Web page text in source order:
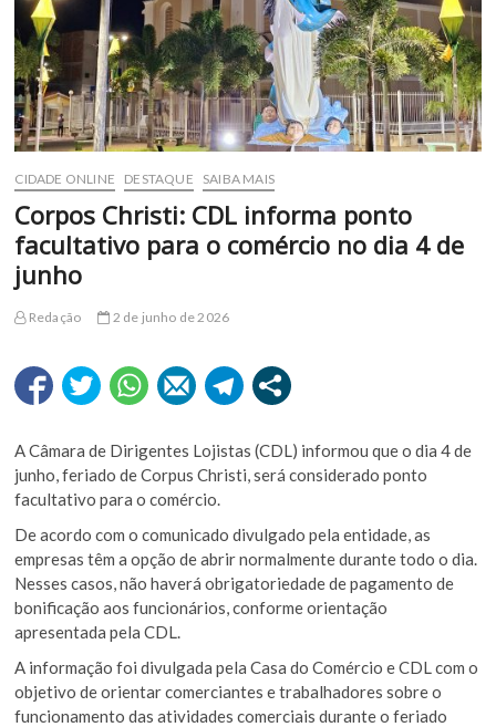
CIDADE ONLINE DESTAQUE SAIBA MAIS
Corpos Christi: CDL informa ponto
facultativo para o comércio no dia 4 de
junho
Redação 2 de junho de 2026
A Câmara de Dirigentes Lojistas (CDL) informou que o dia 4 de
junho, feriado de Corpus Christi, será considerado ponto
facultativo para o comércio.
De acordo com o comunicado divulgado pela entidade, as
empresas têm a opção de abrir normalmente durante todo o dia.
Nesses casos, não haverá obrigatoriedade de pagamento de
bonificação aos funcionários, conforme orientação
apresentada pela CDL.
A informação foi divulgada pela Casa do Comércio e CDL com o
objetivo de orientar comerciantes e trabalhadores sobre o
funcionamento das atividades comerciais durante o feriado